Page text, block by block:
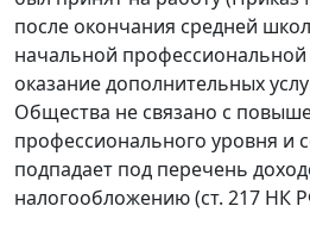
после окончания средней
начальной профессиональной
оказание дополнительных
Общества не связано с
профессионального уровня и
подпадает под перечень
налогообложению (ст. 217 НК